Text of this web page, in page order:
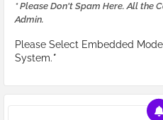
* Please Don't Spam Here. All the
Admin.
Please Select Embedded
System.*